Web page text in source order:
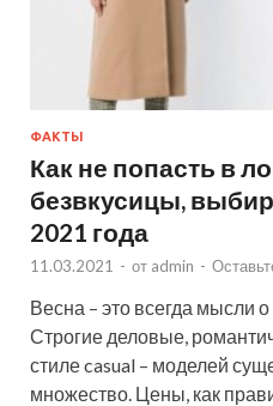
ФАКТЫ
Как не попасть в
безвкусицы,
2021 года
11.03.2021 - от admin -
Весна – это всегда мысли
Строгие деловые,
стиле casual – моделей
множество. Цены, как